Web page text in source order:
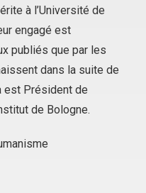
à l’Université de
engagé est
publiés que par les
dans la suite de
est Président de
de Bologne.